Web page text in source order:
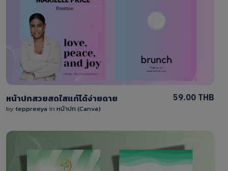
View Details
หน้าปกสวยสดใสแก้ได้ง่ายดาย
by teppreeya in หน้าปก (Canva)
59.00 THB